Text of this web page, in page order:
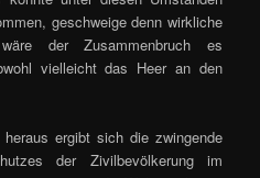
geschweige denn wirkliche
der Zusammenbruch es
vielleicht das Heer an den
ergibt sich die zwingende
der Zivilbevölkerung im